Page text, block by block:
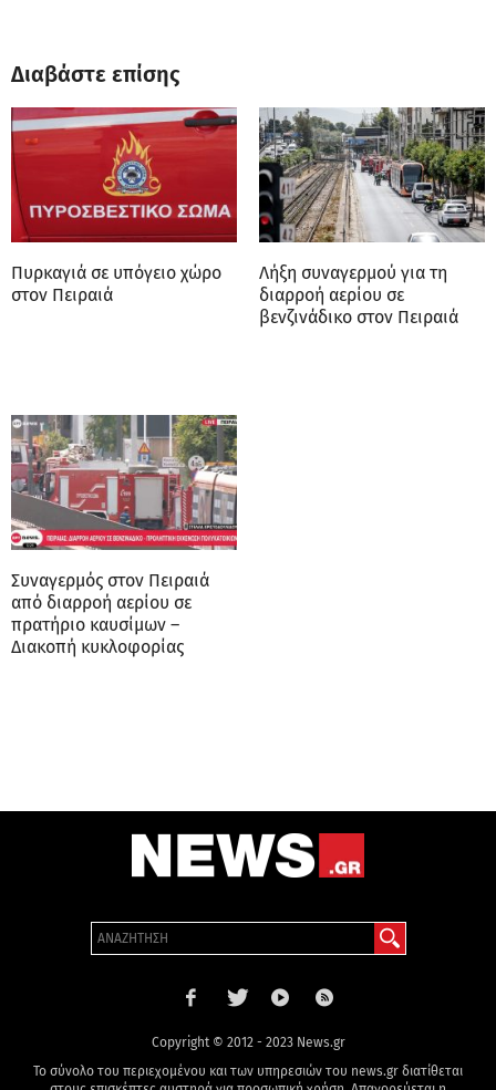
Διαβάστε επίσης
Πυρκαγιά σε υπόγειο χώρο
στον Πειραιά
Λήξη συναγερμού για τη
διαρροή αερίου σε
βενζινάδικο στον Πειραιά
Συναγερμός στον Πειραιά
από διαρροή αερίου σε
πρατήριο καυσίμων –
Διακοπή κυκλοφορίας
Copyright © 2012 - 2023 News.gr
Το σύνολο του περιεχομένου και των υπηρεσιών του news.gr διατίθεται